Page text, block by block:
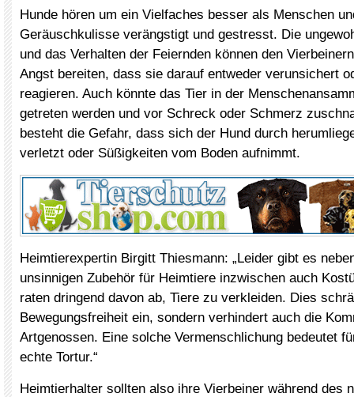
Hunde hören um ein Vielfaches besser als Menschen
Geräuschkulisse verängstigt und gestresst. Die
und das Verhalten der Feiernden können den
Angst bereiten, dass sie darauf entweder verunsichert
reagieren. Auch könnte das Tier in der
getreten werden und vor Schreck oder Schmerz
besteht die Gefahr, dass sich der Hund durch
verletzt oder Süßigkeiten vom Boden aufnimmt.
Heimtierexpertin Birgitt Thiesmann: „Leider gibt es
unsinnigen Zubehör für Heimtiere inzwischen auch
raten dringend davon ab, Tiere zu verkleiden. Dies
Bewegungsfreiheit ein, sondern verhindert auch die
Artgenossen. Eine solche Vermenschlichung bedeutet
echte Tortur.“
Heimtierhalter sollten also ihre Vierbeiner während des